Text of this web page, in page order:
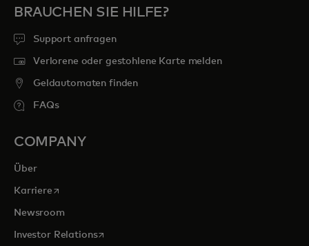
BRAUCHEN SIE HILFE?
Support anfragen
Verlorene oder gestohlene Karte melden
Geldautomaten finden
FAQs
COMPANY
Über
Karrierewird in einer neuen Registerkarte geöffnet
Newsroom
Investor Relationswird in einer neuen Registerkarte geöffnet